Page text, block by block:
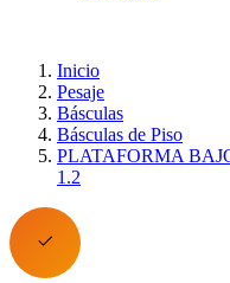
Inicio
Pesaje
Básculas
Básculas de Piso
PLATAFORMA
1.2